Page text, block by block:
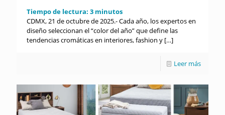
Tiempo de lectura: 3 minutos
CDMX, 21 de octubre de 2025.- Cada año, los expertos en
diseño seleccionan el “color del año” que define las
tendencias cromáticas en interiores, fashion y […]
Leer más